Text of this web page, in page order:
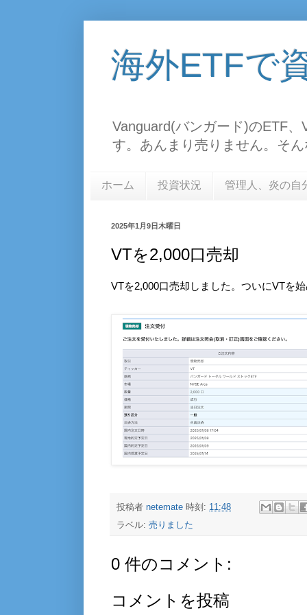
海外ETFで
Vanguard(バンガード)のETF
す。あんまり売りません。そ
ホーム 投資状況 管理人、炎の自
2025年1月9日木曜日
VTを2,000口売却
VTを2,000口売却しました。ついにVTを
投稿者 netemate 時刻: 11:48
ラベル: 売りました
0 件のコメント:
コメントを投稿